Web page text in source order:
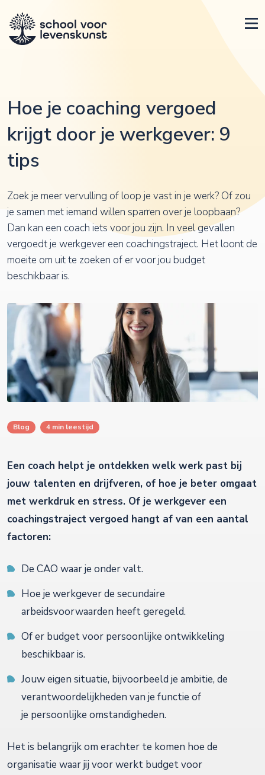
Hoe je coaching vergoed
krijgt door je werkgever: 9
tips
Zoek je meer vervulling of loop je vast in je werk? Of zou
je samen met iemand willen sparren over je loopbaan?
Dan kan een coach iets voor jou zijn. In veel gevallen
vergoedt je werkgever een coachingstraject. Het loont de
moeite om uit te zoeken of er voor jou budget
beschikbaar is.
Blog 4 min leestijd
Een coach helpt je ontdekken welk werk past bij
jouw talenten en drijfveren, of hoe je beter omgaat
met werkdruk en stress. Of je werkgever een
coachingstraject vergoed hangt af van een aantal
factoren:
De CAO waar je onder valt.
Hoe je werkgever de secundaire
arbeidsvoorwaarden heeft geregeld.
Of er budget voor persoonlijke ontwikkeling
beschikbaar is.
Jouw eigen situatie, bijvoorbeeld je ambitie, de
verantwoordelijkheden van je functie of
je persoonlijke omstandigheden.
Het is belangrijk om erachter te komen hoe de
organisatie waar jij voor werkt budget voor